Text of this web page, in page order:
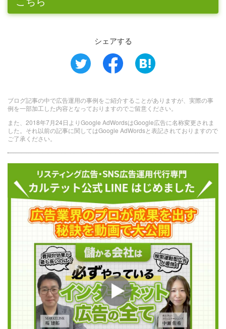
シェアする
ブログ記事の中で広告運用の事例をご紹介することがありますが、実際の事
例を一部加工した内容となっておりますのでご留意ください。
また、2018年7月24日よりGoogle AdWordsはGoogle広告に名称変更されま
した。それ以前の記事に関してはGoogle AdWordsと表記されておりますので
ご了承ください。